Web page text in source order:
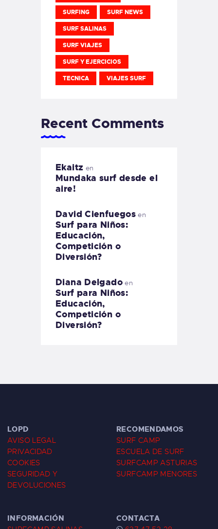
SURFING SURF NEWS
SURF SALINAS
SURF VIAJES
SURF Y EJERCICIOS
TECNICA VIAJES SURF
Recent Comments
Ekaitz en
Mundaka surf desde el
aire!
David Cienfuegos en
Surf para Niños:
Educación,
Competición o
Diversión?
Diana Delgadoen
Surf para Niños:
Educación,
Competición o
Diversión?
LOPD
AVISO LEGAL
PRIVACIDAD
COOKIES
SEGURIDAD Y
DEVOLUCIONES
RECOMENDAMOS
SURF CAMP
ESCUELA DE SURF
SURFCAMP ASTURIAS
SURFCAMP MENORES
INFORMACIÓN CONTACTA